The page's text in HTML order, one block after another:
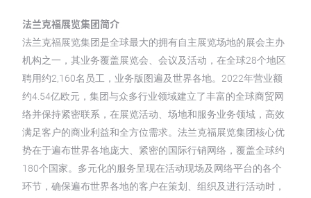
法兰克福展览集团简介
法兰克福展览集团是全球最大的拥有自主展览场地的展会主办
机构之一，其业务覆盖展览会、会议及活动，在全球28个地区
聘用约2,160名员工，业务版图遍及世界各地。2022年营业额
约4.54亿欧元，集团与众多行业领域建立了丰富的全球商贸网
络并保持紧密联系，在展览活动、场地和服务业务领域，高效
满足客户的商业利益和全方位需求。法兰克福展览集团核心优
势在于遍布世界各地庞大、紧密的国际行销网络，覆盖全球约
180个国家。多元化的服务呈现在活动现场及网络平台的各个
环节，确保遍布世界各地的客户在策划、组织及进行活动时，